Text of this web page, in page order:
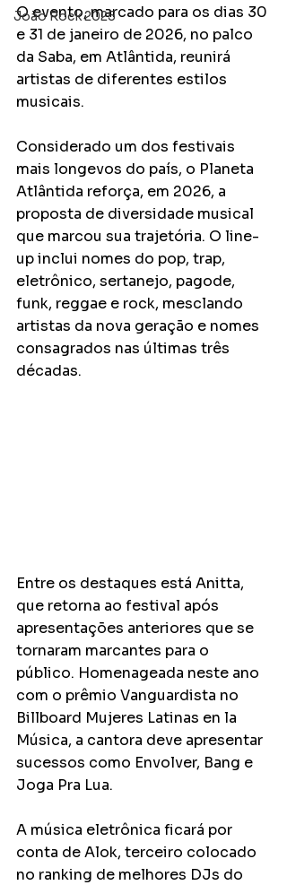
João Rock 2025
O evento, marcado para os dias 30
e 31 de janeiro de 2026, no palco
da Saba, em Atlântida, reunirá
artistas de diferentes estilos
musicais.
Considerado um dos festivais
mais longevos do país, o Planeta
Atlântida reforça, em 2026, a
proposta de diversidade musical
que marcou sua trajetória. O line-
up inclui nomes do pop, trap,
eletrônico, sertanejo, pagode,
funk, reggae e rock, mesclando
artistas da nova geração e nomes
consagrados nas últimas três
décadas.
Entre os destaques está Anitta,
que retorna ao festival após
apresentações anteriores que se
tornaram marcantes para o
público. Homenageada neste ano
com o prêmio Vanguardista no
Billboard Mujeres Latinas en la
Música, a cantora deve apresentar
sucessos como Envolver, Bang e
Joga Pra Lua.
A música eletrônica ficará por
conta de Alok, terceiro colocado
no ranking de melhores DJs do